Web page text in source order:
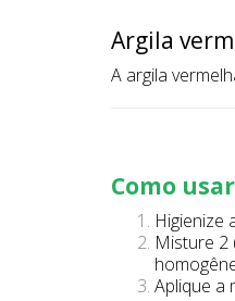
Argila
A argila
Como
Higienize
Misture 2
Aplique a